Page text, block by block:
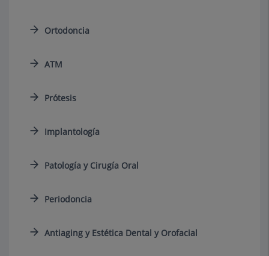
Ortodoncia
ATM
Prótesis
Implantología
Patología y Cirugía Oral
Periodoncia
Antiaging y Estética Dental y Orofacial